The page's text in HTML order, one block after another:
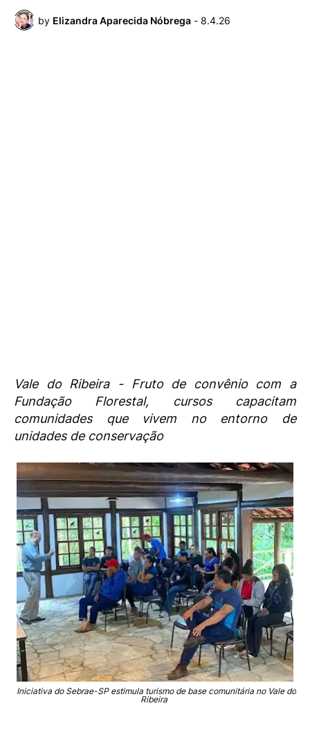
by Elizandra Aparecida Nóbrega - 8.4.26
Vale do Ribeira - Fruto de convênio com a
Fundação Florestal, cursos capacitam
comunidades que vivem no entorno de
unidades de conservação
Iniciativa do Sebrae-SP estimula turismo de base comunitária no Vale do
Ribeira